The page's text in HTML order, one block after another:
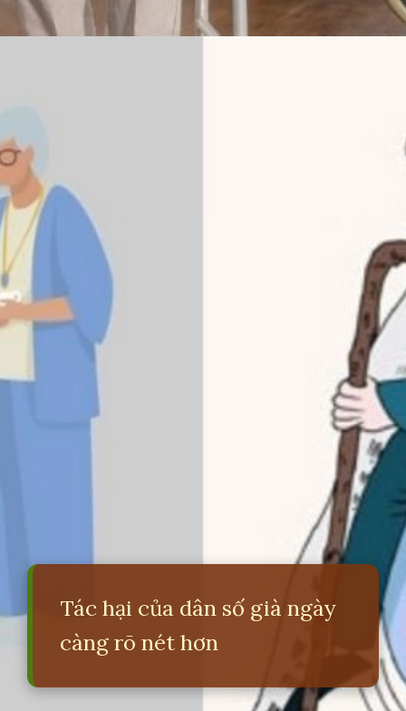
Tác hại của dân số già ngày
càng rõ nét hơn